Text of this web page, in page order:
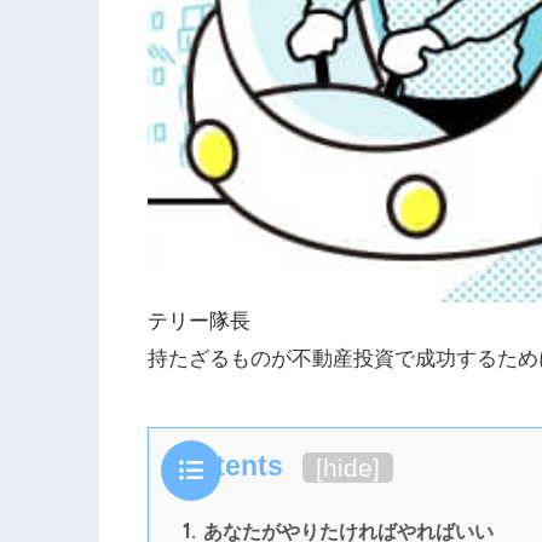
テリー隊長
持たざるものが不動産投資で成功するた
Contents [hide]
1. あなたがやりたければやればいい